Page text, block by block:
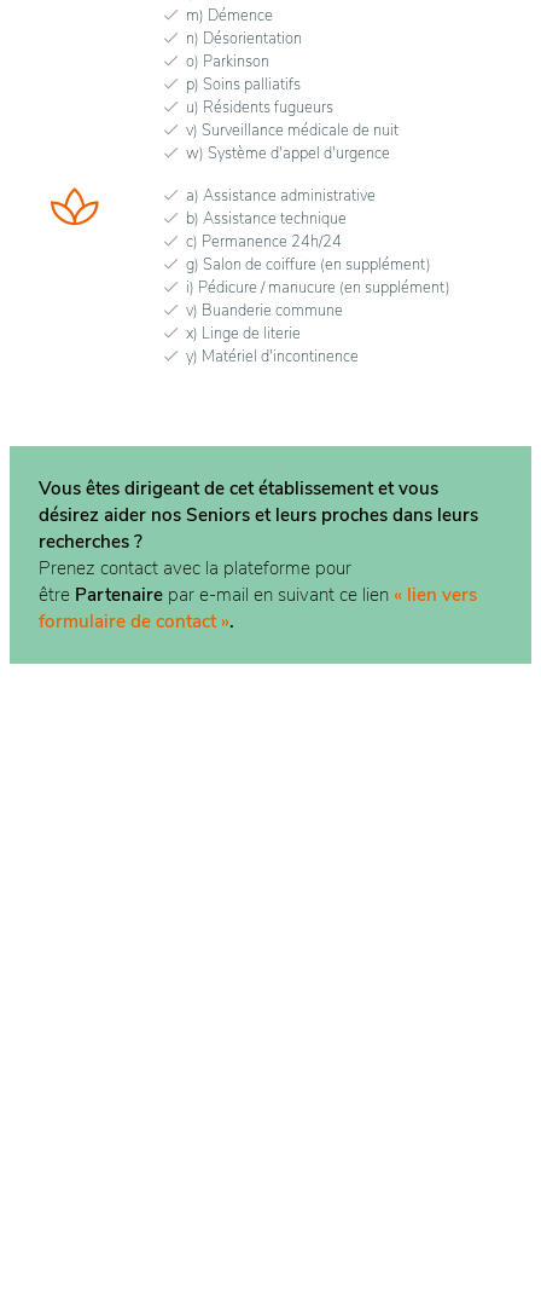
m) Démence
n) Désorientation
o) Parkinson
p) Soins palliatifs
u) Résidents fugueurs
v) Surveillance médicale de nuit
w) Système d'appel d'urgence
a) Assistance administrative
b) Assistance technique
c) Permanence 24h/24
g) Salon de coiffure (en supplément)
i) Pédicure / manucure (en supplément)
v) Buanderie commune
x) Linge de literie
y) Matériel d'incontinence
Vous êtes dirigeant de cet établissement et vous
désirez aider nos Seniors et leurs proches dans leurs
recherches ?
Prenez contact avec la plateforme pour
être Partenaire par e-mail en suivant ce lien « lien vers
formulaire de contact ».